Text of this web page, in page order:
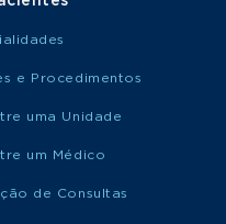
e Procedimentos
uma Unidade
um Médico
de Consultas